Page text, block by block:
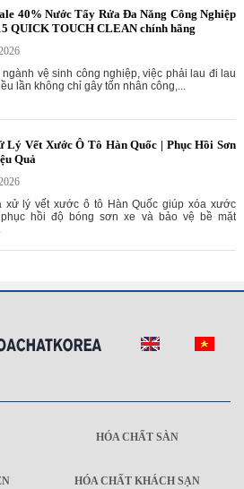
40% Nước Tẩy Rửa Đa Năng Công Nghiệp
QUICK TOUCH CLEAN chính hãng
ngành vệ sinh công nghiệp, việc phải lau đi lau
lần không chỉ gây tốn nhân công,...
Lý Vết Xước Ô Tô Hàn Quốc | Phục Hồi Sơn
Quả
xử lý vết xước ô tô Hàn Quốc giúp xóa xước
hồi độ bóng sơn xe và bảo vệ bề mặt
HÓA CHẤT SÀN
HÓA CHẤT KHÁCH SẠN